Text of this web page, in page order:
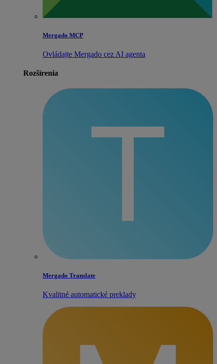
Mergado MCP
Ovládajte Mergado cez AI agenta
Rozšírenia
Mergado Translate
Kvalitné automatické preklady